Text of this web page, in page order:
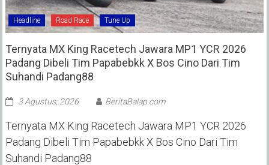
Headline Road Race Tune Up
Ternyata MX King Racetech Jawara MP1 YCR 2026
Padang Dibeli Tim Papabebkk X Bos Cino Dari Tim
Suhandi Padang88
3 Agustus, 2026 BeritaBalap.com
Ternyata MX King Racetech Jawara MP1 YCR 2026
Padang Dibeli Tim Papabebkk X Bos Cino Dari Tim
Suhandi Padang88